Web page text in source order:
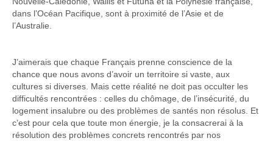
dans l’Océan Pacifique, sont à proximité de l’Asie et de
l’Australie.
J’aimerais que chaque Français prenne conscience de la
chance que nous avons d’avoir un territoire si vaste, aux
cultures si diverses. Mais cette réalité ne doit pas occulter les
difficultés rencontrées : celles du chômage, de l’insécurité, du
logement insalubre ou des problèmes de santés non résolus. Et
c’est pour cela que toute mon énergie, je la consacrerai à la
résolution des problèmes concrets rencontrés par nos